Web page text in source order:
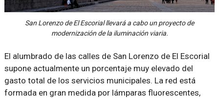
San Lorenzo de El Escorial llevará a cabo un proyecto de
modernización de la iluminación viaria.
El alumbrado de las calles de San Lorenzo de El Escorial
supone actualmente un porcentaje muy elevado del
gasto total de los servicios municipales. La red está
formada en gran medida por lámparas fluorescentes,